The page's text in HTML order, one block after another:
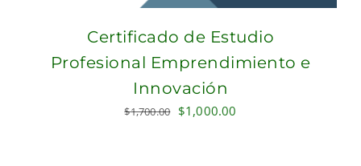
Certificado de Estudio
Profesional Emprendimiento e
Innovación
$1,700.00 Original
$1,000.00